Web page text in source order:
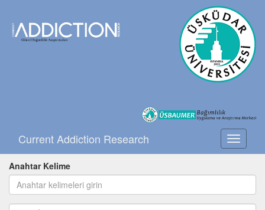
Toggle
Current Addiction Research
Anahtar Kelime